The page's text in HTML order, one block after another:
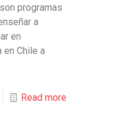
programas
a
en
Chile a
Read more